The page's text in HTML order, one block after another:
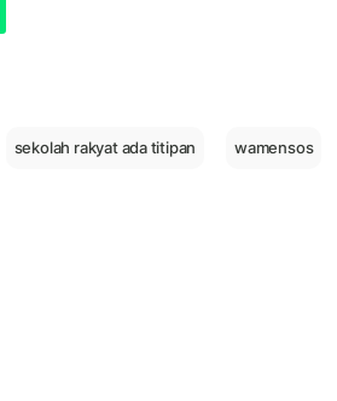
sekolah rakyat ada titipan wamensos